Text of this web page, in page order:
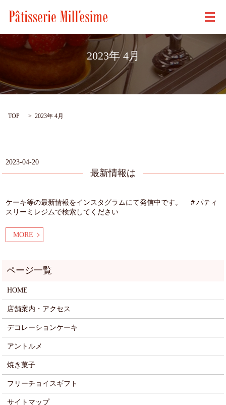
メ
2023年 4月
TOP 2023年 4月
2023-04-20
最新情報は
ケーキ等の最新情報をインスタグラムにて発信中です。 ＃パティ
スリーミレジムで検索してください
MORE
HOME
店舗案内・アクセス
デコレーションケーキ
アントルメ
焼き菓子
フリーチョイスギフト
サイトマップ